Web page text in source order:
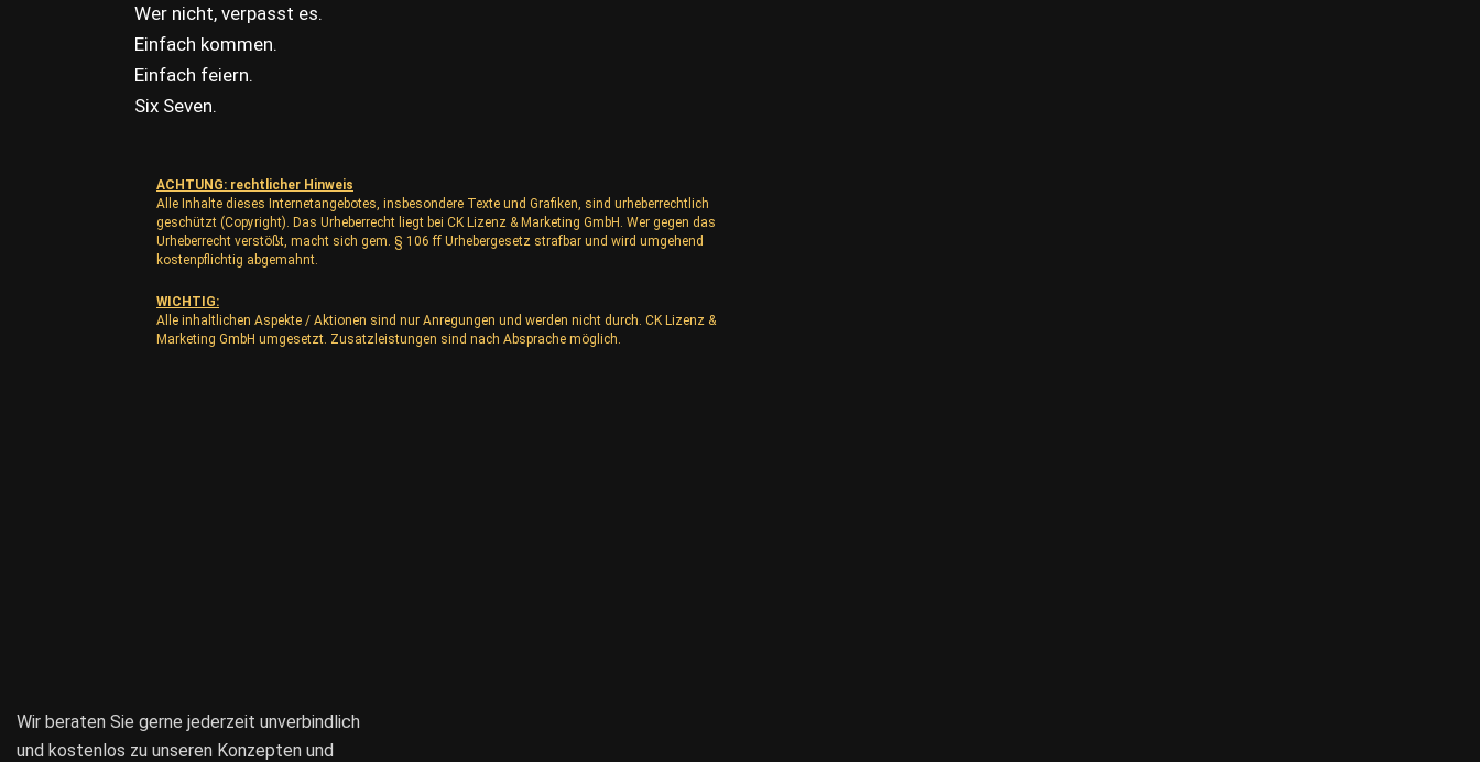
Wer nicht, verpasst es.
Einfach kommen.
Einfach feiern.
Six Seven.
ACHTUNG: rechtlicher Hinweis
Alle Inhalte dieses Internetangebotes, insbesondere Texte und Grafiken, sind urheberrechtlich
geschützt (Copyright). Das Urheberrecht liegt bei CK Lizenz & Marketing GmbH. Wer gegen das
Urheberrecht verstößt, macht sich gem. § 106 ff Urhebergesetz strafbar und wird umgehend
kostenpflichtig abgemahnt.
WICHTIG:
Alle inhaltlichen Aspekte / Aktionen sind nur Anregungen und werden nicht durch. CK Lizenz &
Marketing GmbH umgesetzt. Zusatzleistungen sind nach Absprache möglich.
Wir beraten Sie gerne jederzeit unverbindlich
und kostenlos zu unseren Konzepten und